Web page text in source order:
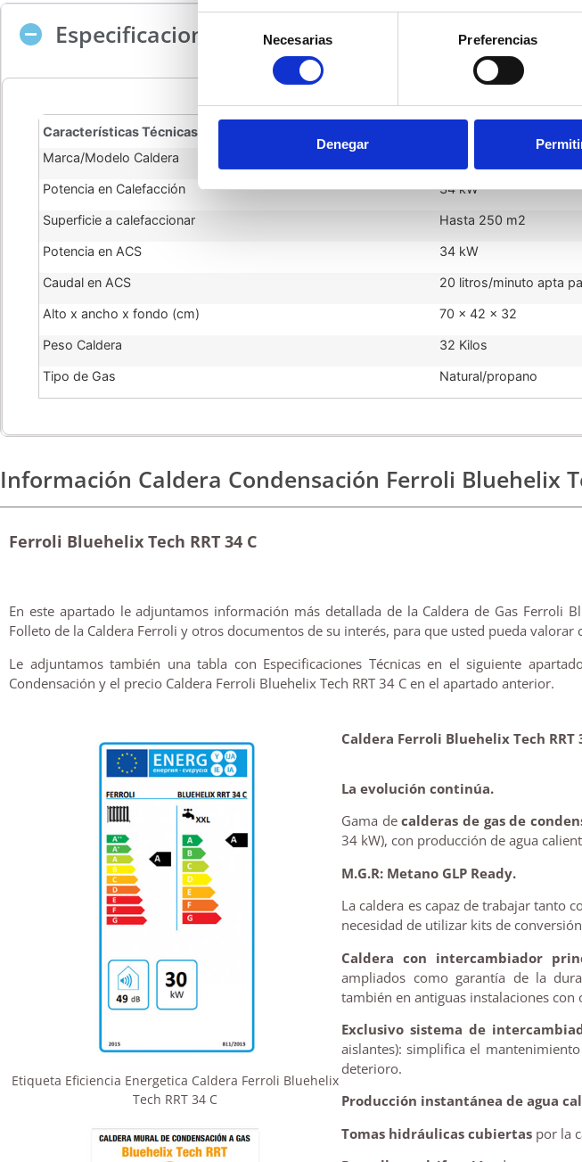
consentimiento
Necesarias Preferencias
Denegar
Especificaciones técnicas Caldera
Características Técnicas Caldera
Marca/Modelo Caldera
Potencia en Calefacción 34 kW
Superficie a calefaccionar Hasta 250 m2
Potencia en ACS 34 kW
Caudal en ACS 20 litros/minuto apta
Alto x ancho x fondo (cm) 70 x 42 x 32
Peso Caldera 32 Kilos
Tipo de Gas Natural/propano
Información Caldera Condensación Ferroli Bluehelix
Ferroli Bluehelix Tech RRT 34 C
En este apartado le adjuntamos información más detallada de la Caldera de Gas Ferroli
Folleto de la Caldera Ferroli y otros documentos de su interés, para que usted pueda valorar
Le adjuntamos también una tabla con Especificaciones Técnicas en el siguiente
Condensación y el precio Caldera Ferroli Bluehelix Tech RRT 34 C en el apartado anterior.
Etiqueta Eficiencia Energetica Caldera Ferroli Bluehelix
Tech RRT 34 C
Caldera Ferroli Bluehelix Tech RRT
La evolución continúa.
Gama decalderas de gas de
34 kW), con producción de agua
M.G.R: Metano GLP Ready.
La caldera es capaz de trabajar tanto
necesidad de utilizar kits de
Caldera con intercambiador
ampliados como garantía de la
también en antiguas instalaciones con
Exclusivo sistema de
aislantes): simplifica el
deterioro.
Producción instantánea de agua
Tomas hidráulicas cubiertas por la